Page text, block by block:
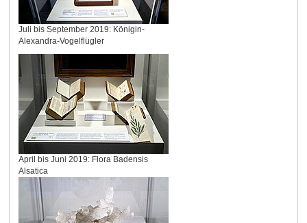
Juli bis September 2019: Königin-
Alexandra-Vogelflügler
April bis Juni 2019: Flora Badensis
Alsatica